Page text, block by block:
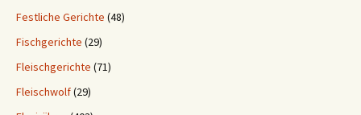
Festliche Gerichte (48)
Fischgerichte (29)
Fleischgerichte (71)
Fleischwolf(29)